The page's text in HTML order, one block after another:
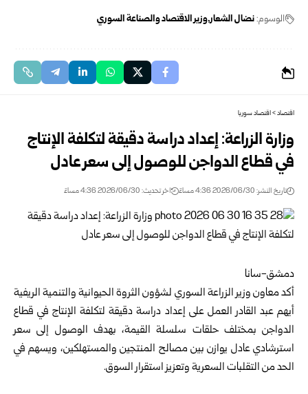
الوسوم:نضال ‏الشعار وزير الاقتصاد والصناعة السوري
اقتصاد>اقتصاد سوريا
وزارة الزراعة: إعداد دراسة دقيقة لتكلفة الإنتاج
في ‏قطاع الدواجن للوصول إلى سعر عادل
تاريخ النشر: 2026/06/30 4:36 مساءً اخر تحديث: 2026/06/30 4:36 مساءً
دمشق-سانا‏
أكد معاون وزير الزراعة السوري لشؤون الثروة ‏الحيوانية والتنمية الريفية
أيهم عبد القادر العمل على ‏إعداد دراسة دقيقة لتكلفة الإنتاج في قطاع
الدواجن ‏بمختلف حلقات سلسلة القيمة، بهدف الوصول إلى سعر
‏استرشادي عادل يوازن بين مصالح المنتجين ‏والمستهلكين، ويسهم في
الحد من التقلبات السعرية ‏وتعزيز استقرار السوق‎.‎